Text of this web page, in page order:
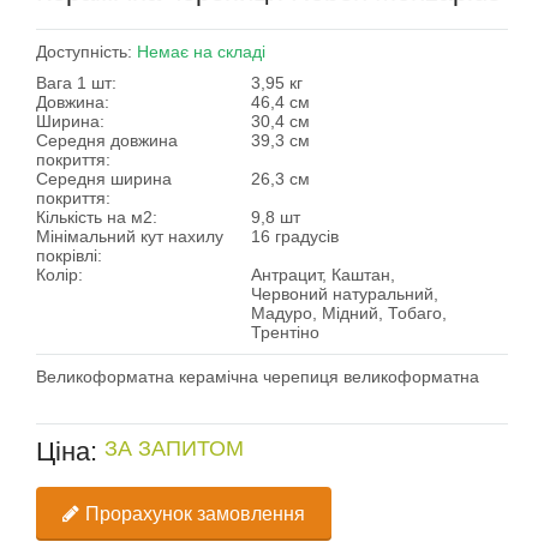
Доступність: Немає на складі
Вага 1 шт:
3,95 кг
Довжина:
46,4 см
Ширина:
30,4 см
Середня довжина
покриття:
39,3 см
Середня ширина
покриття:
26,3 см
Кількість на м2:
9,8 шт
Мінімальний кут нахилу
покрівлі:
16 градусів
Колір:
Антрацит, Каштан,
Червоний натуральний,
Мадуро, Мідний, Тобаго,
Трентіно
Великоформатна керамічна черепиця великоформатна
Ціна: ЗА ЗАПИТОМ
Прорахунок замовлення